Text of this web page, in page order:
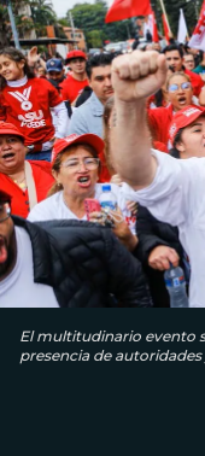
El multitudinario evento
presencia de